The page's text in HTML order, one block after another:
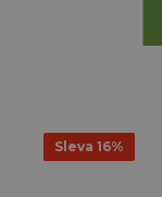
Sleva 16%